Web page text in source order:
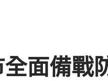
面備戰